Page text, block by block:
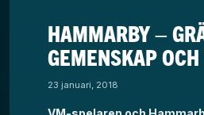
HAMMARBY –
GEMENSKAP
23 januari, 2018